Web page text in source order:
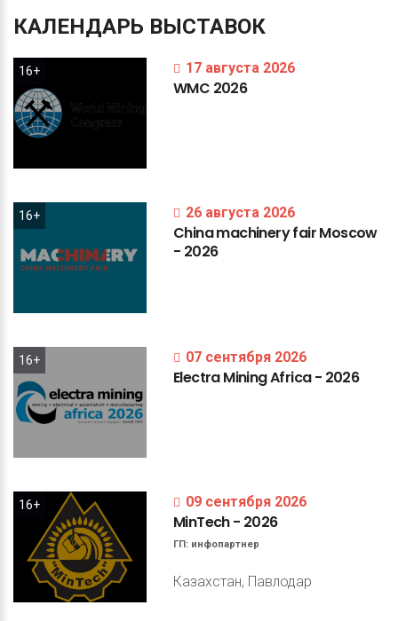
КАЛЕНДАРЬ ВЫСТАВОК
16+ 17 августа 2026
WMC 2026
16+ 26 августа 2026
ChinamachineryfairMoscow
- 2026
16+ 07 сентября 2026
ElectraMiningAfrica- 2026
16+ 09 сентября 2026
MinTech- 2026
ГП: инфопартнер
Казахстан, Павлодар